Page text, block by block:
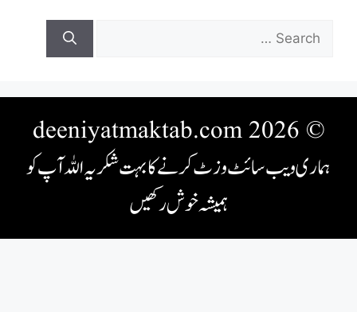
Search
for:
© 2026 deeniyatmaktab.com
ہماری ویب سائٹ وزٹ کرنے کا بہت شکریہ اللہ آپ کو
ہمیشہ خوش رکھیں